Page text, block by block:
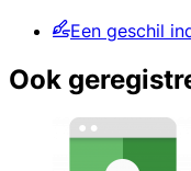
Een geschil
Ook